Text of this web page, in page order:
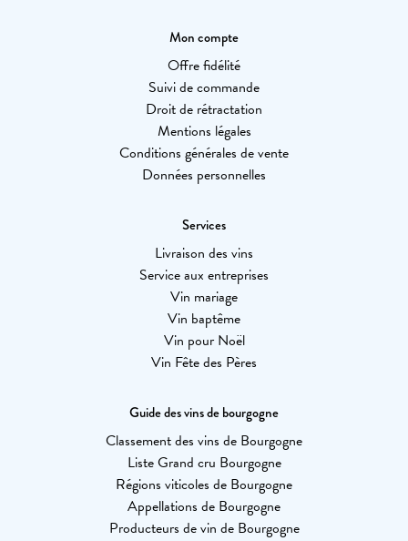
Mon compte
Offre fidélité
Suivi de commande
Droit de rétractation
Mentions légales
Conditions générales de vente
Données personnelles
Services
Livraison des vins
Service aux entreprises
Vin mariage
Vin baptême
Vin pour Noël
Vin Fête des Pères
Guide des vins de bourgogne
Classement des vins de Bourgogne
Liste Grand cru Bourgogne
Régions viticoles de Bourgogne
Appellations de Bourgogne
Producteurs de vin de Bourgogne